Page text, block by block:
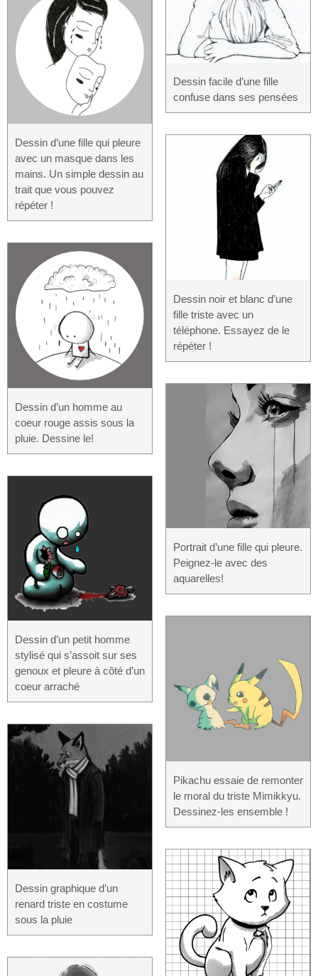
Dessin d’une fille qui pleure
avec un masque dans les
mains. Un simple dessin au
trait que vous pouvez
répéter !
Dessin d’un homme au
coeur rouge assis sous la
pluie. Dessine le!
Dessin d’un petit homme
stylisé qui s’assoit sur ses
genoux et pleure à côté d’un
coeur arraché
Dessin graphique d’un
renard triste en costume
sous la pluie
Dessin facile d’une fille
confuse dans ses pensées
Dessin noir et blanc d’une
fille triste avec un
téléphone. Essayez de le
répéter !
Portrait d’une fille qui pleure.
Peignez-le avec des
aquarelles!
Pikachu essaie de remonter
le moral du triste Mimikkyu.
Dessinez-les ensemble !